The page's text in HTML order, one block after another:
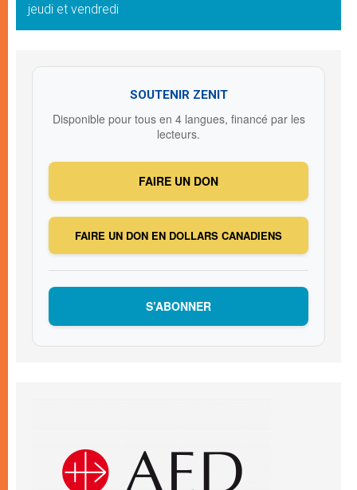
jeudi et vendredi
SOUTENIR ZENIT
Disponible pour tous en 4 langues, financé par les
lecteurs.
FAIRE UN DON
FAIRE UN DON EN DOLLARS CANADIENS
S’ABONNER